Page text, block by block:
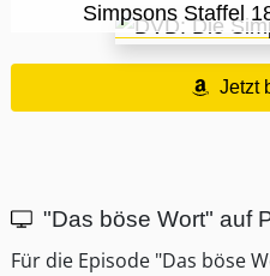
Simpsons Staffel
Jetzt
"Das böse Wort" auf
Für die Episode "Das böse